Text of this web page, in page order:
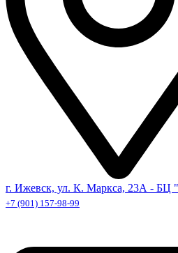
г. Ижевск, ул. К. Маркса, 23А - БЦ
+7 (901) 157-98-99